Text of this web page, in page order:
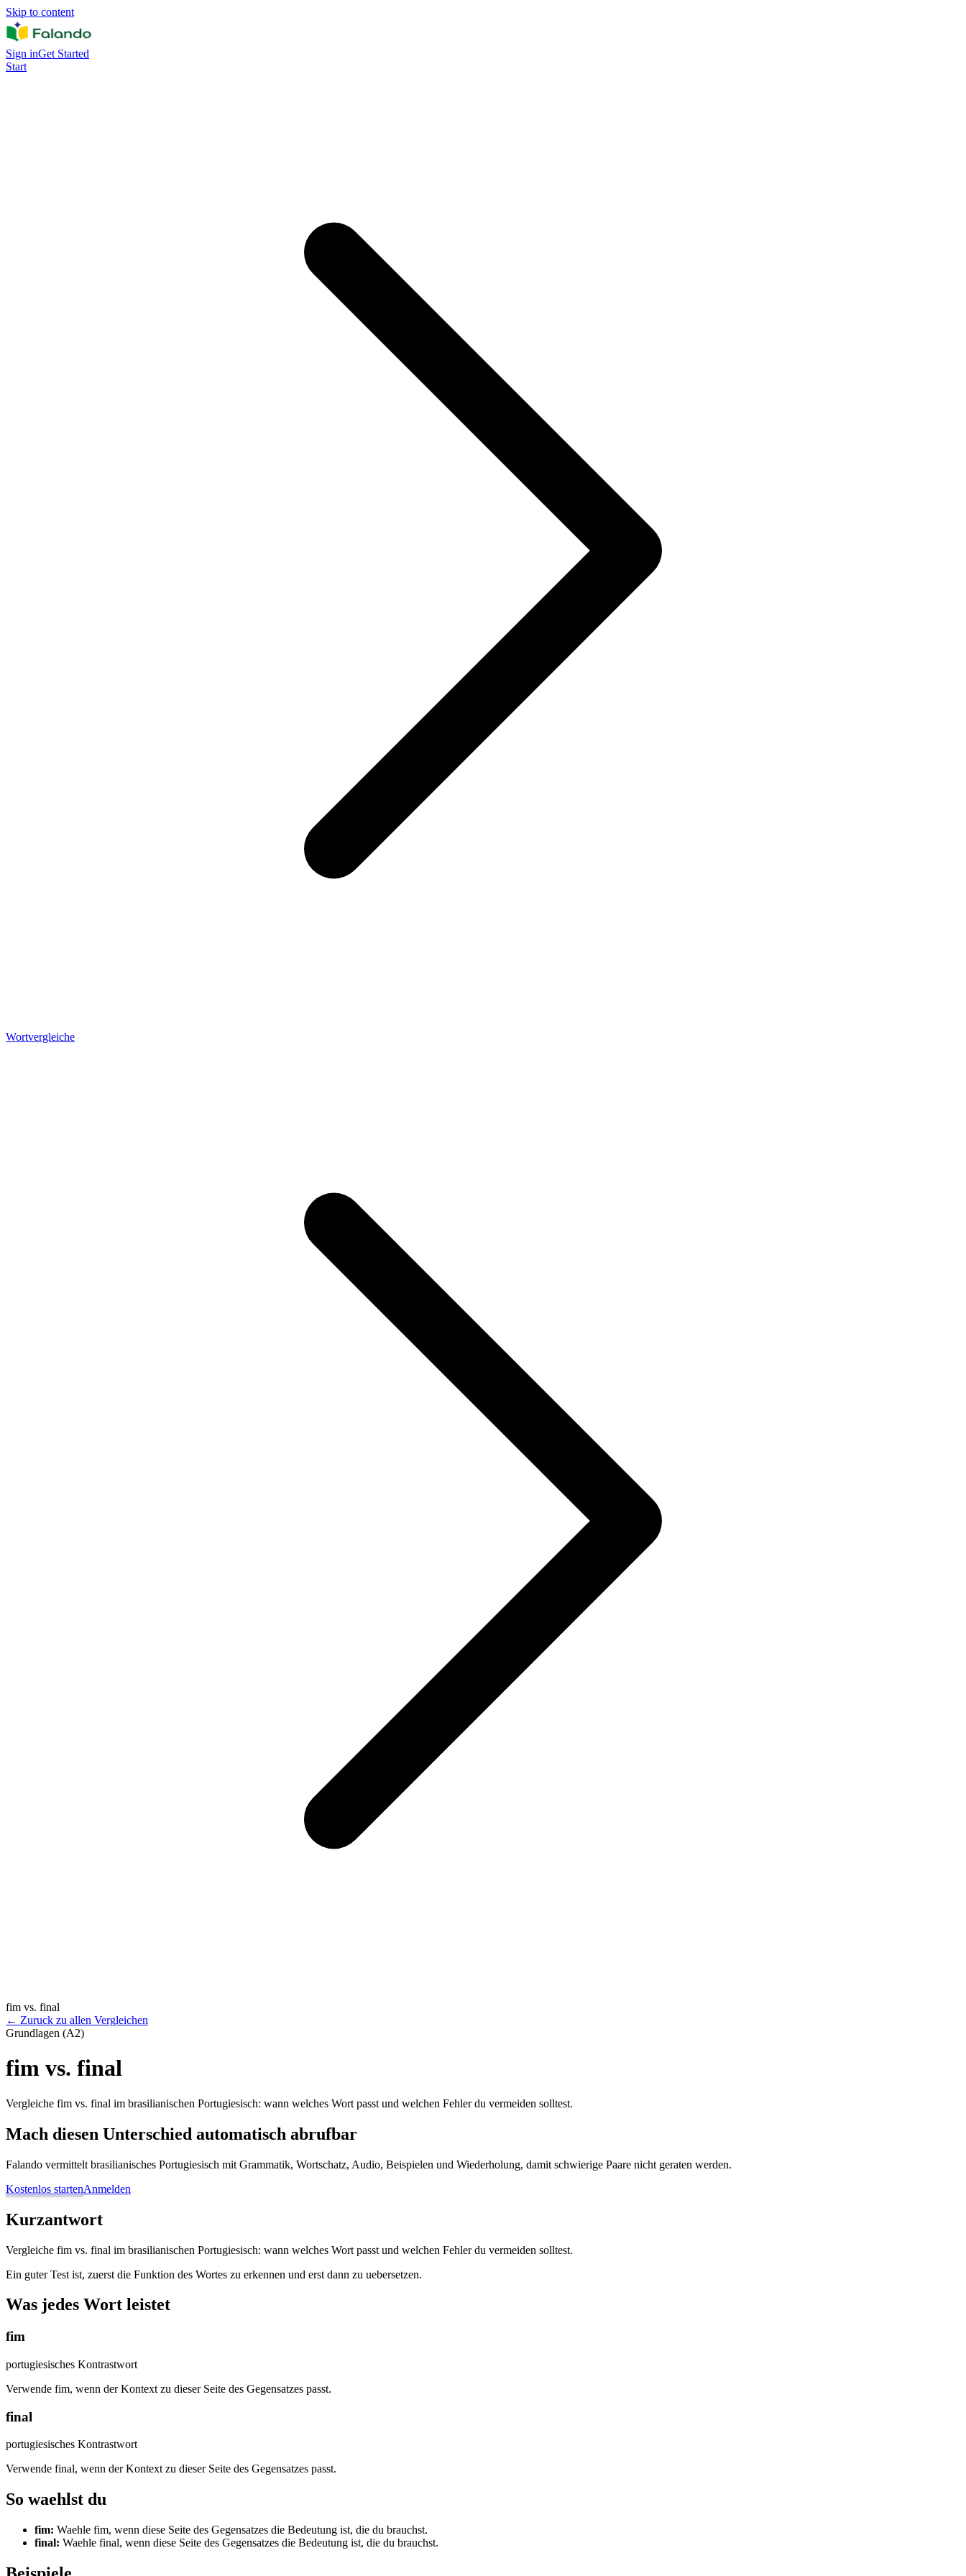
Skip to content
Sign inGet Started
Start
Wortvergleiche
fim vs. final
← Zuruck zu allen Vergleichen
Grundlagen (A2)
fim vs. final
Vergleiche fim vs. final im brasilianischen Portugiesisch: wann welches Wort passt und welchen Fehler du vermeiden solltest.
Mach diesen Unterschied automatisch abrufbar
Falando vermittelt brasilianisches Portugiesisch mit Grammatik, Wortschatz, Audio, Beispielen und Wiederholung, damit schwierige Paare nicht geraten werden.
Kostenlos startenAnmelden
Kurzantwort
Vergleiche fim vs. final im brasilianischen Portugiesisch: wann welches Wort passt und welchen Fehler du vermeiden solltest.
Ein guter Test ist, zuerst die Funktion des Wortes zu erkennen und erst dann zu uebersetzen.
Was jedes Wort leistet
fim
portugiesisches Kontrastwort
Verwende fim, wenn der Kontext zu dieser Seite des Gegensatzes passt.
final
portugiesisches Kontrastwort
Verwende final, wenn der Kontext zu dieser Seite des Gegensatzes passt.
So waehlst du
fim: Waehle fim, wenn diese Seite des Gegensatzes die Bedeutung ist, die du brauchst.
final: Waehle final, wenn diese Seite des Gegensatzes die Bedeutung ist, die du brauchst.